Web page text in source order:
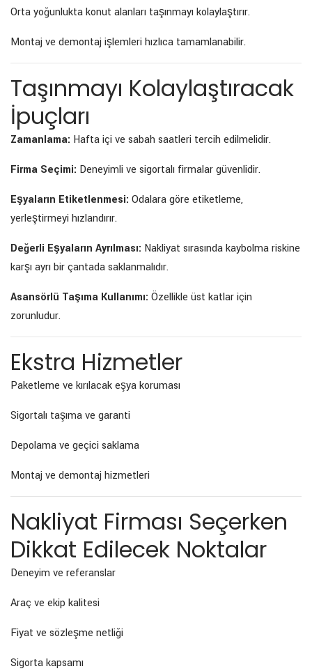
Orta yoğunlukta konut alanları taşınmayı kolaylaştırır.
Montaj ve demontaj işlemleri hızlıca tamamlanabilir.
Taşınmayı Kolaylaştıracak
İpuçları
Zamanlama: Hafta içi ve sabah saatleri tercih edilmelidir.
Firma Seçimi: Deneyimli ve sigortalı firmalar güvenlidir.
Eşyaların Etiketlenmesi: Odalara göre etiketleme,
yerleştirmeyi hızlandırır.
Değerli Eşyaların Ayrılması: Nakliyat sırasında kaybolma riskine
karşı ayrı bir çantada saklanmalıdır.
Asansörlü Taşıma Kullanımı: Özellikle üst katlar için
zorunludur.
Ekstra Hizmetler
Paketleme ve kırılacak eşya koruması
Sigortalı taşıma ve garanti
Depolama ve geçici saklama
Montaj ve demontaj hizmetleri
Nakliyat Firması Seçerken
Dikkat Edilecek Noktalar
Deneyim ve referanslar
Araç ve ekip kalitesi
Fiyat ve sözleşme netliği
Sigorta kapsamı